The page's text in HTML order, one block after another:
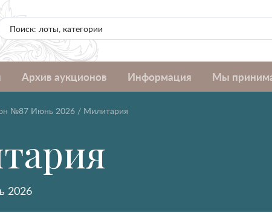
Архив аукционов Информация Мы
№87 Июнь 2026 / Милитария
2026